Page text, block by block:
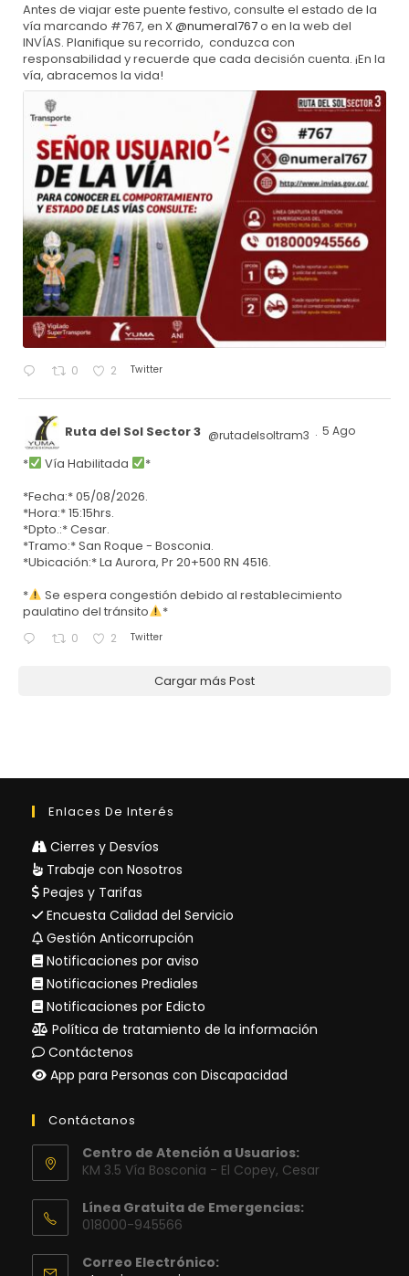
Antes de viajar este puente festivo, consulte el estado de la
vía marcando #767, en X@numeral767o en la web del
INVÍAS. Planifique su recorrido, conduzca con
responsabilidad y recuerde que cada decisión cuenta. ¡En la
vía, abracemos la vida!
0 2 Twitter
Ruta del Sol Sector 3 @rutadelsoltram3 · 5 Ago
* Vía Habilitada
*
*Fecha:* 05/08/2026.
*Hora:* 15:15hrs.
*Dpto.:* Cesar.
*Tramo:* San Roque - Bosconia.
*Ubicación:* La Aurora, Pr 20+500 RN 4516.
*
Se espera congestión debido al restablecimiento
paulatino del tránsito
*
0 2 Twitter
Cargar más Post
Enlaces De Interés
Cierres y Desvíos
Trabaje con Nosotros
Peajes y Tarifas
Encuesta Calidad del Servicio
Gestión Anticorrupción
Notificaciones por aviso
Notificaciones Prediales
Notificaciones por Edicto
Política de tratamiento de la información
Contáctenos
App para Personas con Discapacidad
Contáctanos
Centro de Atención a Usuarios:
KM 3.5 Vía Bosconia - El Copey, Cesar
Línea Gratuita de Emergencias:
018000-945566
Correo Electrónico: